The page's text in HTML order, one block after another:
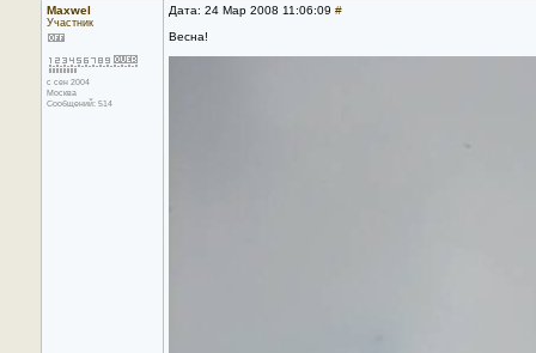
Maxwel
Участник
с сен 2004
Москва
Сообщений: 514
Дата: 24 Мар 2008 11:06:09 #
Весна!